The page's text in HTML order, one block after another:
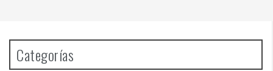
Categorías